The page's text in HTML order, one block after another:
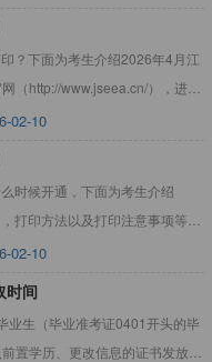
？下面为考生介绍2026年4月江
（http://www.jseea.cn/），进
02-10
时候开通，下面为考生介绍
打印方法以及打印注意事项等内
印时间2
02-10
时间
业生（毕业准考证0401开头的毕
置学历、更改信息的证书发放时